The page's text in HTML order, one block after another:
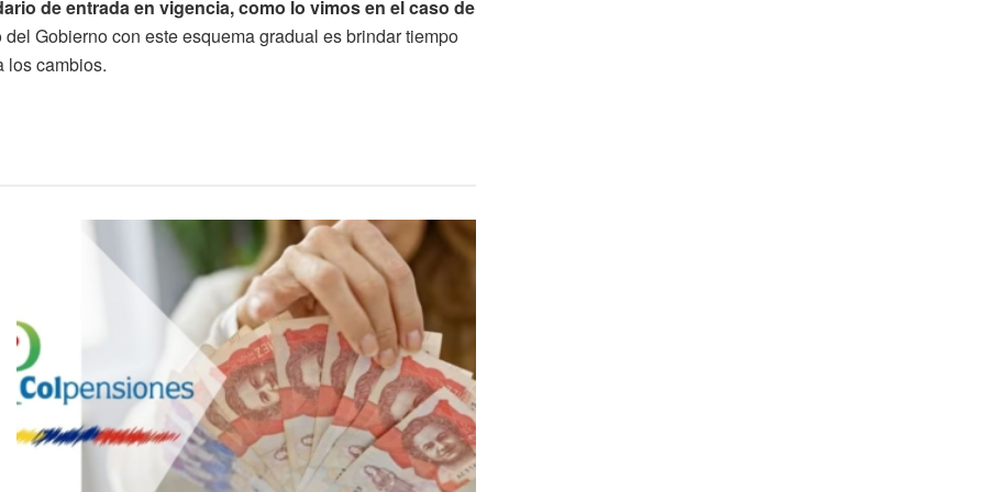
de entrada en vigencia, como lo vimos en el caso de
del Gobierno con este esquema gradual es brindar tiempo
los cambios.